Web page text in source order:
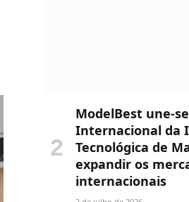
ModelBest une-
Internacional da
Tecnológica de
expandir os
internacionais